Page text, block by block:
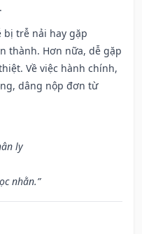
bị trễ nải hay gặp
thành. Hơn nữa, dễ gặp
Về việc hành chính,
dâng nộp đơn từ
ly
nhằn.”